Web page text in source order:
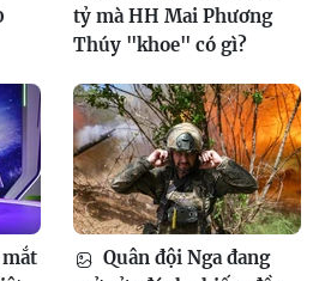
tỷ mà HH Mai Phương
Thúy "khoe" có gì?
mắt
Quân đội Nga đang